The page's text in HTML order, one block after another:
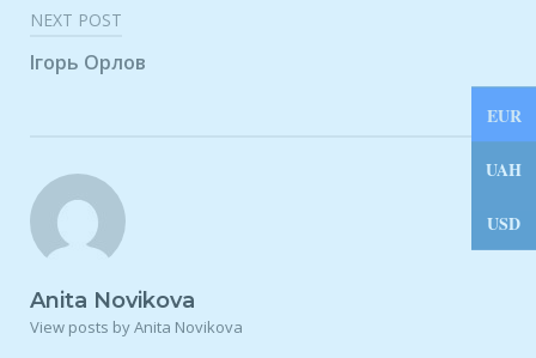
NEXT POST
Ігорь Орлов
Anita Novikova
View posts by Anita Novikova
EUR
UAH
USD